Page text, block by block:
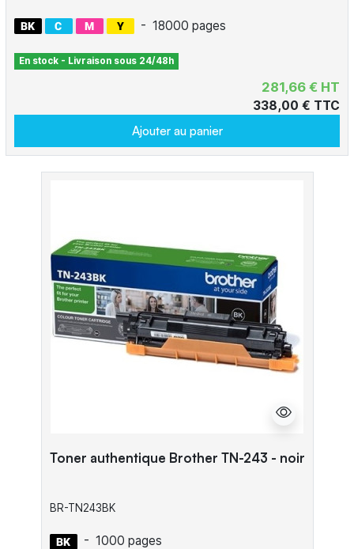
- 18000 pages
En stock - Livraison sous 24/48h
281,66 € HT
338,00 € TTC
Ajouter au panier
Toner authentique Brother TN-243 - noir
BR-TN243BK
- 1000 pages